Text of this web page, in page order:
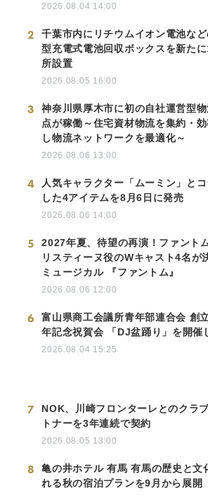
2026.08.04 14:00
2
千葉市内にリチウムイオン電池な
型充電式電池回収ボックスを新た
所設置
2026.08.05 16:00
3
神奈川県厚木市に初の自社運営型
点が稼働～住宅資材物流を集約・
し物流ネットワークを最適化～
2026.08.06 13:00
4
人気キャラクター「ムーミン」と
した4アイテムを8月6日に発売
2026.08.06 14:00
5
2027年夏、待望の再演！ファント
リスティーヌ役のWキャスト4名が
ミュージカル 『ファントム』
2026.08.06 12:00
6
富山県商工会議所青年部連合会 創
年記念祝賀会 「DJ盆踊り」を開催
2026.08.04 15:25
7
NOK、川崎フロンターレとのクラ
トナーを3年連続で契約
2026.08.05 13:00
8
亀の井ホテル 有馬 有馬の歴史と文
れる秋の宿泊プランを9月から展開